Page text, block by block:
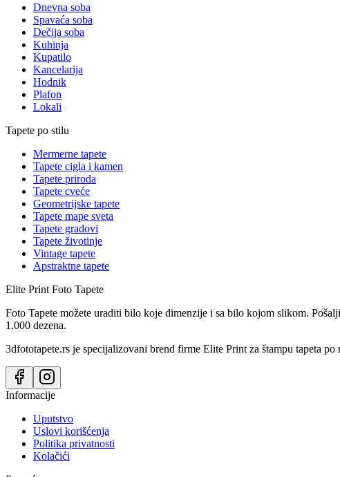
Dnevna soba
Spavaća soba
Dečija soba
Kuhinja
Kupatilo
Kancelarija
Hodnik
Plafon
Lokali
Tapete po stilu
Mermerne tapete
Tapete cigla i kamen
Tapete priroda
Tapete cveće
Geometrijske tapete
Tapete mape sveta
Tapete gradovi
Tapete životinje
Vintage tapete
Apstraktne tapete
Elite Print Foto Tapete
Foto Tapete možete uraditi bilo koje dimenzije i sa bilo kojom slikom.
1.000 dezena.
3dfototapete.rs je specijalizovani brend firme Elite Print za štampu tapeta po
Informacije
Uputstvo
Uslovi korišćenja
Politika privatnosti
Kolačići